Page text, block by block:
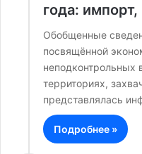
года:
Обобщенные
посвящённой
неподконтрольных
территориях,
представлялась
Подробнее »